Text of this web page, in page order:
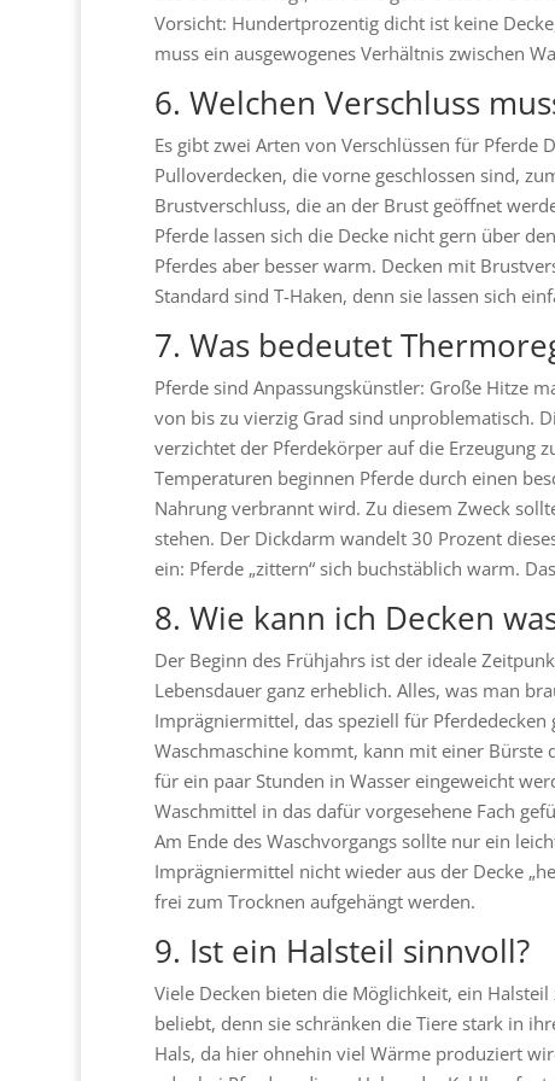
Vorsicht: Hundertprozentig dicht ist keine
muss ein ausgewogenes Verhältnis zwischen
6. Welchen Verschluss
Es gibt zwei Arten von Verschlüssen für Pferde
Pulloverdecken, die vorne geschlossen sind,
Brustverschluss, die an der Brust geöffnet
Pferde lassen sich die Decke nicht gern über
Pferdes aber besser warm. Decken mit
Standard sind T-Haken, denn sie lassen sich
7. Was bedeutet
Pferde sind Anpassungskünstler: Große Hitze
von bis zu vierzig Grad sind unproblematisch.
verzichtet der Pferdekörper auf die Erzeugung
Temperaturen beginnen Pferde durch einen
Nahrung verbrannt wird. Zu diesem Zweck
stehen. Der Dickdarm wandelt 30 Prozent
ein: Pferde „zittern“ sich buchstäblich warm.
8. Wie kann ich Decken
Der Beginn des Frühjahrs ist der ideale
Lebensdauer ganz erheblich. Alles, was man
Imprägniermittel, das speziell für
Waschmaschine kommt, kann mit einer Bürste
für ein paar Stunden in Wasser eingeweicht
Waschmittel in das dafür vorgesehene Fach
Am Ende des Waschvorgangs sollte nur ein
Imprägniermittel nicht wieder aus der Decke
frei zum Trocknen aufgehängt werden.
9. Ist ein Halsteil sinnvoll?
Viele Decken bieten die Möglichkeit, ein
beliebt, denn sie schränken die Tiere stark in
Hals, da hier ohnehin viel Wärme produziert